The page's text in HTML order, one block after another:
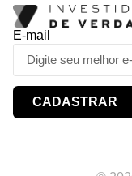
E-mail
CADASTRAR